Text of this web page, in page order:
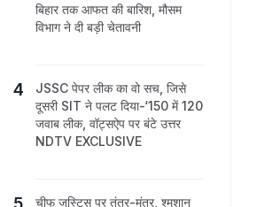
बिहार तक आफत की बारिश, मौसम
विभाग ने दी बड़ी चेतावनी
JSSC पेपर लीक का वो सच, जिसे
दूसरी SIT ने पलट दिया-‘150 में 120
जवाब लीक, वॉट्सऐप पर बंटे उत्तर
NDTV EXCLUSIVE
चीफ जस्टिस पर तंत्र-मंत्र, श्मशान